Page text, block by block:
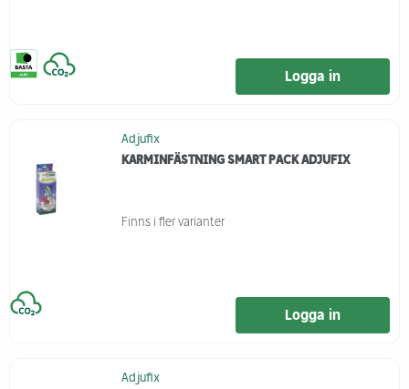
Logga in
Adjufix
KARMINFÄSTNING SMART PACK ADJUFIX
Finns i fler varianter
Logga in
Adjufix